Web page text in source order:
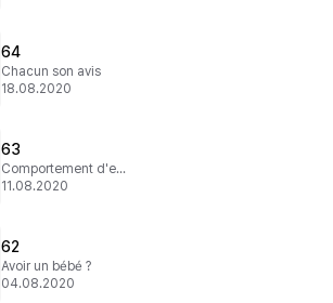
64
Chacun son avis
18.08.2020
63
Comportement d'enfant
11.08.2020
62
Avoir un bébé ?
04.08.2020